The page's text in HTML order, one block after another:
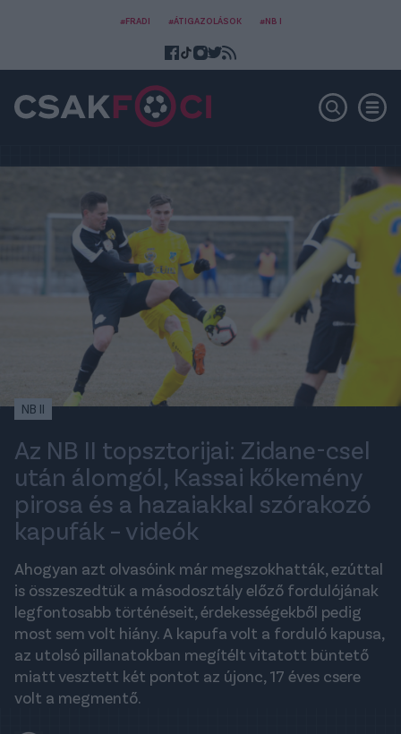
#FRADI #ÁTIGAZOLÁSOK #NB I
NB II
Az NB II topsztorijai: Zidane-csel
után álomgól, Kassai kőkemény
pirosa és a hazaiakkal szórakozó
kapufák – videók
Ahogyan azt olvasóink már megszokhatták, ezúttal
is összeszedtük a másodosztály előző fordulójának
legfontosabb történéseit, érdekességekből pedig
most sem volt hiány. A kapufa volt a forduló kapusa,
az utolsó pillanatokban megítélt vitatott büntető
miatt vesztett két pontot az újonc, 17 éves csere
volt a megmentő.